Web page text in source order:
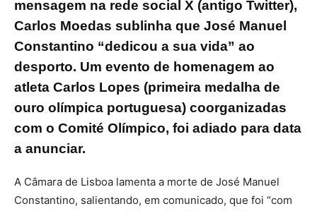
mensagem na rede social X (antigo Twitter),
Carlos Moedas sublinha que José Manuel
Constantino “dedicou a sua vida” ao
desporto. Um evento de homenagem ao
atleta Carlos Lopes (primeira medalha de
ouro olímpica portuguesa) coorganizadas
com o Comité Olímpico, foi adiado para data
a anunciar.
A Câmara de Lisboa lamenta a morte de José Manuel
Constantino, salientando, em comunicado, que foi “com